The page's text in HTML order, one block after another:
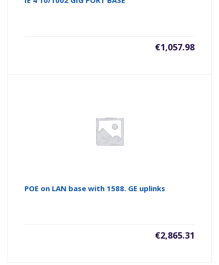
€1,057.98
POE on LAN base with 1588. GE uplinks
€2,865.31